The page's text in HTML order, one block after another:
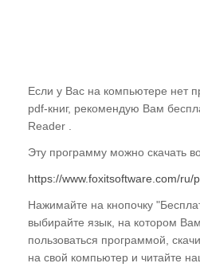
Если у Вас на компьютере нет
pdf-книг, рекомендую Вам
Reader .
Эту программу можно скачать
https://www.foxitsoftware.com/ru/
Нажимайте на кнопочку
выбирайте язык, на котором
пользоваться программой,
на свой компьютер и читайте